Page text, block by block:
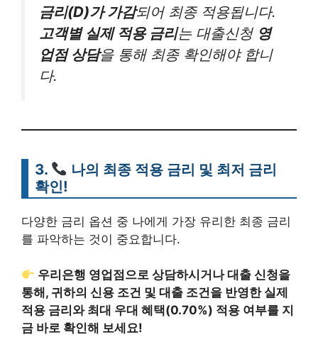
금리(D)가 가감되어 최종 적용됩니다.
고객별 실제 적용 금리는 대출신청 영
업점 상담을 통해 최종 확인해야 합니
다.
3.
나의 최종 적용 금리 및 최저 금리
확인!
다양한 금리 옵션 중 나에게 가장 유리한 최종 금리
를 파악하는 것이 중요합니다.
우리은행 영업점으로 상담하시거나 대출 신청을
통해, 귀하의 신용 조건 및 대출 조건을 반영한 실제
적용 금리와 최대 우대 혜택(0.70%) 적용 여부를 지
금 바로 확인해 보세요!